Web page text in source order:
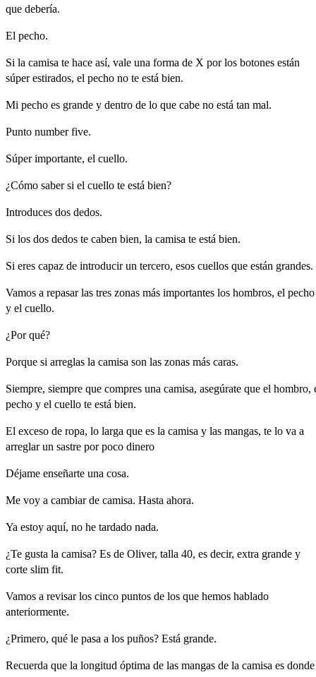
que debería.
El pecho.
Si la camisa te hace así, vale una forma de X por los botones están
súper estirados, el pecho no te está bien.
Mi pecho es grande y dentro de lo que cabe no está tan mal.
Punto number five.
Súper importante, el cuello.
¿Cómo saber si el cuello te está bien?
Introduces dos dedos.
Si los dos dedos te caben bien, la camisa te está bien.
Si eres capaz de introducir un tercero, esos cuellos que están grandes.
Vamos a repasar las tres zonas más importantes los hombros, el pecho
y el cuello.
¿Por qué?
Porque si arreglas la camisa son las zonas más caras.
Siempre, siempre que compres una camisa, asegúrate que el hombro,
pecho y el cuello te está bien.
El exceso de ropa, lo larga que es la camisa y las mangas, te lo va a
arreglar un sastre por poco dinero
Déjame enseñarte una cosa.
Me voy a cambiar de camisa. Hasta ahora.
Ya estoy aquí, no he tardado nada.
¿Te gusta la camisa? Es de Oliver, talla 40, es decir, extra grande y
corte slim fit.
Vamos a revisar los cinco puntos de los que hemos hablado
anteriormente.
¿Primero, qué le pasa a los puños? Está grande.
Recuerda que la longitud óptima de las mangas de la camisa es donde